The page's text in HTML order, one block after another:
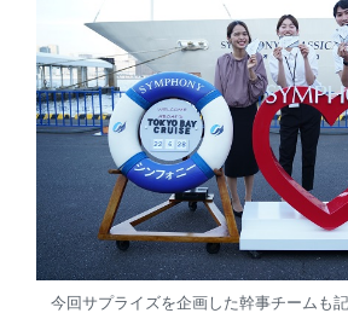
今回サプライズを企画した幹事チームも